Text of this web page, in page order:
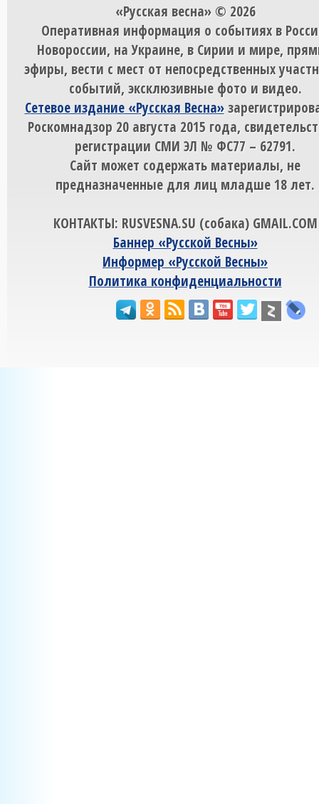
«Русская весна» © 2026
Оперативная информация о событиях в
Новороссии, на Украине, в Сирии и мире,
эфиры, вести с мест от непосредственных
событий, эксклюзивные фото и видео.
Сетевое издание «Русская Весна»
Роскомнадзор 20 августа 2015 года,
регистрации СМИ ЭЛ № ФС77 – 62791.
Сайт может содержать материалы, не
предназначенные для лиц младше 18 лет.
КОНТАКТЫ: RUSVESNA.SU (собака) GMAIL.COM
Баннер «Русской Весны»
Информер «Русской Весны»
Политика конфиденциальности